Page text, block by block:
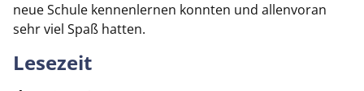
neue Schule kennenlernen konnten und allenvoran
sehr viel Spaß hatten.
Lesezeit